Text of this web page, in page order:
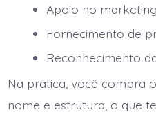
Apoio no
Fornecimento de
Reconhecimento
Na prática, você compra
nome e estrutura, o que